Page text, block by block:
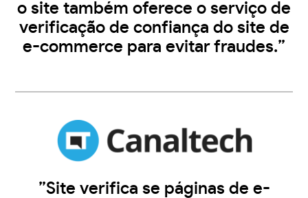
o site também oferece o serviço de
verificação de confiança do site de
e-commerce para evitar fraudes.”
”Site verifica se páginas de e-